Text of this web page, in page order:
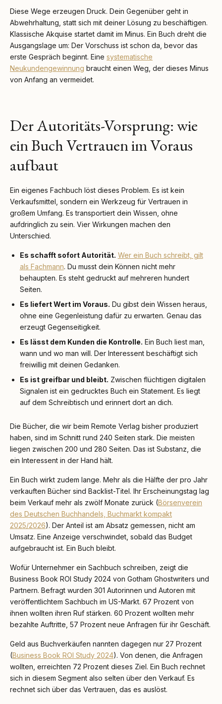
Diese Wege erzeugen Druck. Dein Gegenüber geht in
Abwehrhaltung, statt sich mit deiner Lösung zu beschäftigen.
Klassische Akquise startet damit im Minus. Ein Buch dreht die
Ausgangslage um: Der Vorschuss ist schon da, bevor das
erste Gespräch beginnt. Eine systematische
Neukundengewinnung braucht einen Weg, der dieses Minus
von Anfang an vermeidet.
Der Autoritäts-Vorsprung: wie
ein Buch Vertrauen im Voraus
aufbaut
Ein eigenes Fachbuch löst dieses Problem. Es ist kein
Verkaufsmittel, sondern ein Werkzeug für Vertrauen in
großem Umfang. Es transportiert dein Wissen, ohne
aufdringlich zu sein. Vier Wirkungen machen den
Unterschied.
Es schafft sofort Autorität. Wer ein Buch schreibt, gilt
als Fachmann. Du musst dein Können nicht mehr
behaupten. Es steht gedruckt auf mehreren hundert
Seiten.
Es liefert Wert im Voraus. Du gibst dein Wissen heraus,
ohne eine Gegenleistung dafür zu erwarten. Genau das
erzeugt Gegenseitigkeit.
Es lässt dem Kunden die Kontrolle. Ein Buch liest man,
wann und wo man will. Der Interessent beschäftigt sich
freiwillig mit deinen Gedanken.
Es ist greifbar und bleibt. Zwischen flüchtigen digitalen
Signalen ist ein gedrucktes Buch ein Statement. Es liegt
auf dem Schreibtisch und erinnert dort an dich.
Die Bücher, die wir beim Remote Verlag bisher produziert
haben, sind im Schnitt rund 240 Seiten stark. Die meisten
liegen zwischen 200 und 280 Seiten. Das ist Substanz, die
ein Interessent in der Hand hält.
Ein Buch wirkt zudem lange. Mehr als die Hälfte der pro Jahr
verkauften Bücher sind Backlist-Titel. Ihr Erscheinungstag lag
beim Verkauf mehr als zwölf Monate zurück (Börsenverein
des Deutschen Buchhandels, Buchmarkt kompakt
2025/2026). Der Anteil ist am Absatz gemessen, nicht am
Umsatz. Eine Anzeige verschwindet, sobald das Budget
aufgebraucht ist. Ein Buch bleibt.
Wofür Unternehmer ein Sachbuch schreiben, zeigt die
Business Book ROI Study 2024 von Gotham Ghostwriters und
Partnern. Befragt wurden 301 Autorinnen und Autoren mit
veröffentlichtem Sachbuch im US-Markt. 67 Prozent von
ihnen wollten ihren Ruf stärken. 60 Prozent wollten mehr
bezahlte Auftritte, 57 Prozent neue Anfragen für ihr Geschäft.
Geld aus Buchverkäufen nannten dagegen nur 27 Prozent
(Business Book ROI Study 2024). Von denen, die Anfragen
wollten, erreichten 72 Prozent dieses Ziel. Ein Buch rechnet
sich in diesem Segment also selten über den Verkauf. Es
rechnet sich über das Vertrauen, das es auslöst.